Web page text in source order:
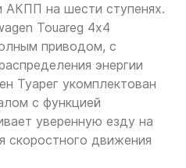
АКПП на шести ступенях.
Touareg 4х4
приводом, с
энергии
Туарег укомплектован
с функцией
уверенную езду на
движения